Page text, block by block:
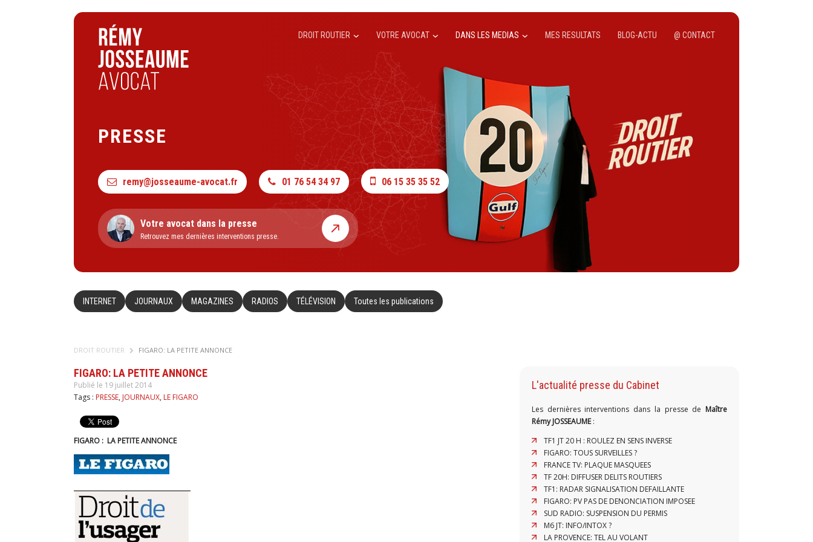
DROIT ROUTIER VOTRE AVOCAT DANS LES MEDIAS MES RESULTATS BLOG-ACTU @ CONTACT
PRESSE
remy@josseaume-avocat.fr 01 76 54 34 97 06 15 35 35 52
Votre avocat dans la presse
Retrouvez mes dernières interventions presse.
INTERNET JOURNAUX MAGAZINES RADIOS TÉLÉVISION Toutes les publications
DROIT ROUTIER FIGARO: LA PETITE ANNONCE
FIGARO: LA PETITE ANNONCE
Publié le 19 juillet 2014
Tags : PRESSE, JOURNAUX, LE FIGARO
FIGARO : LA PETITE ANNONCE
L'actualité presse du Cabinet
Les dernières interventions dans la presse de Maître
Rémy JOSSEAUME:
TF1 JT 20 H : ROULEZ EN SENS INVERSE
FIGARO: TOUS SURVEILLES ?
FRANCE TV: PLAQUE MASQUEES
TF 20H: DIFFUSER DELITS ROUTIERS
TF1: RADAR SIGNALISATION DEFAILLANTE
FIGARO: PV PAS DE DENONCIATION IMPOSEE
SUD RADIO: SUSPENSION DU PERMIS
M6 JT: INFO/INTOX ?
LA PROVENCE: TEL AU VOLANT